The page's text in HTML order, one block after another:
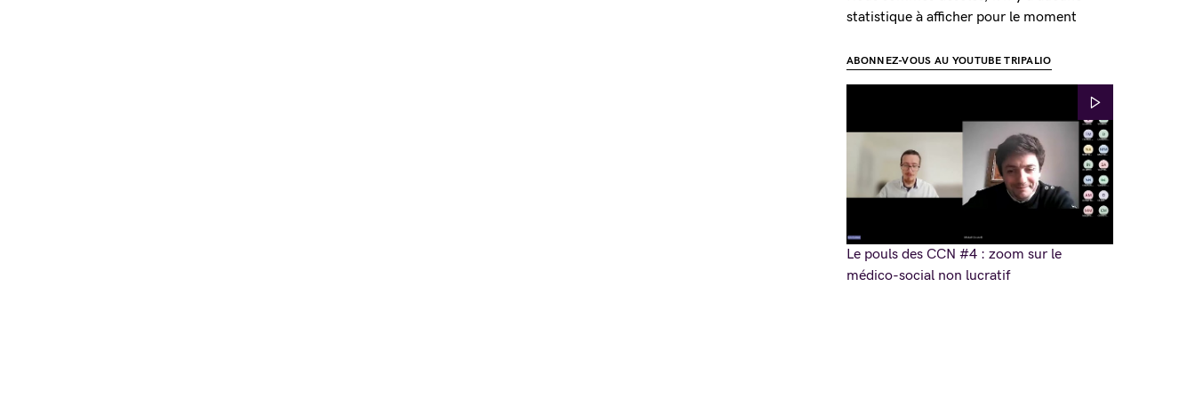
statistique à afficher pour le moment
ABONNEZ-VOUS AU YOUTUBE TRIPALIO
Le pouls des CCN #4 : zoom sur le
médico-social non lucratif